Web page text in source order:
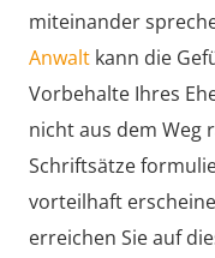
miteinander
Anwalt kann die
Vorbehalte Ihres
nicht aus dem Weg
Schriftsätze
vorteilhaft
erreichen Sie auf